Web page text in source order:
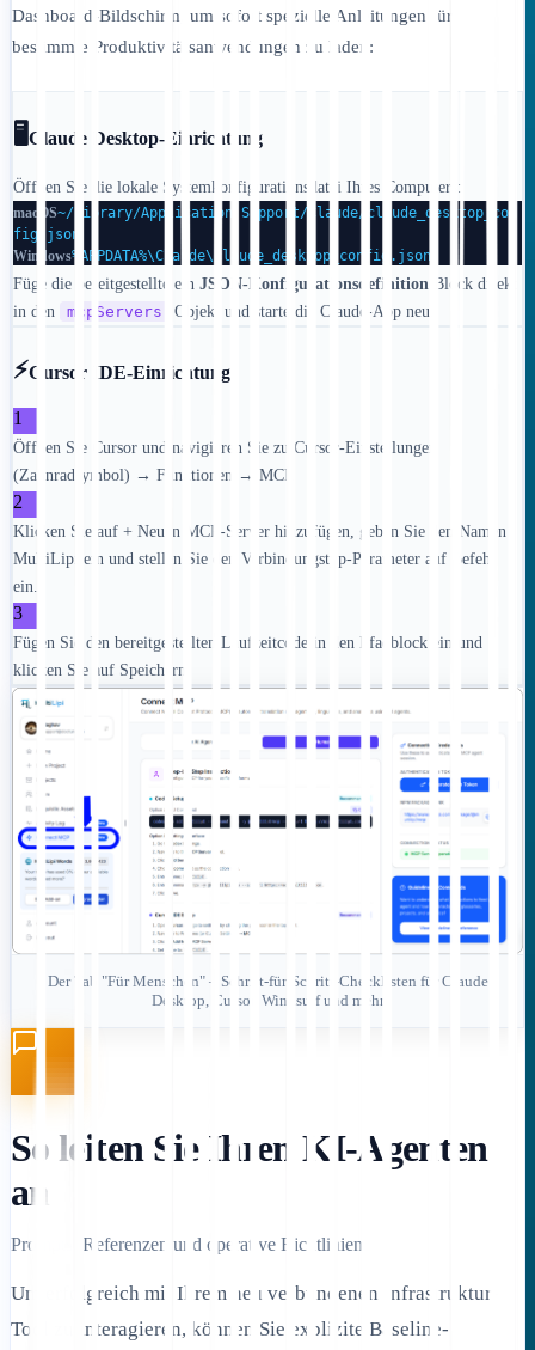
Dashboard-Bildschirm, um sofort spezielle Anleitungen für
bestimmte Produktivitätsanwendungen zu laden:
🖥️ Claude Desktop-Einrichtung
Öffnen Sie die lokale Systemkonfigurationsdatei Ihres Computers:
macOS~/Library/Application Support/Claude/claude_desktop_con
fig.json
Windows%APPDATA%\Claude\claude_desktop_config.json
Füge die bereitgestellte ein JSON-Konfigurationsdefinition Block direkt
in den
mcpServers Objekt und starte die Claude-App neu.
⚡Cursor IDE-Einrichtung
1
Öffnen Sie Cursor und navigieren Sie zu Cursor-Einstellungen
(Zahnradsymbol) → Funktionen → MCP.
2
Klicken Sie auf + Neuen MCP-Server hinzufügen, geben Sie den Namen
MultiLipi ein und stellen Sie den Verbindungstyp-Parameter auf Befehl
ein.
3
Fügen Sie den bereitgestellten Laufzeitcode in den Pfadblock ein und
klicken Sie auf Speichern.
Der Tab "Für Menschen" – Schritt-für-Schritt-Checklisten für Claude
Desktop, Cursor, Windsurf und mehr
So leiten Sie Ihren KI-Agenten
an
Prompts, Referenzen und operative Richtlinien.
Um erfolgreich mit Ihrem neu verbundenen Infrastruktur-
Tool zu interagieren, können Sie explizite Baseline-